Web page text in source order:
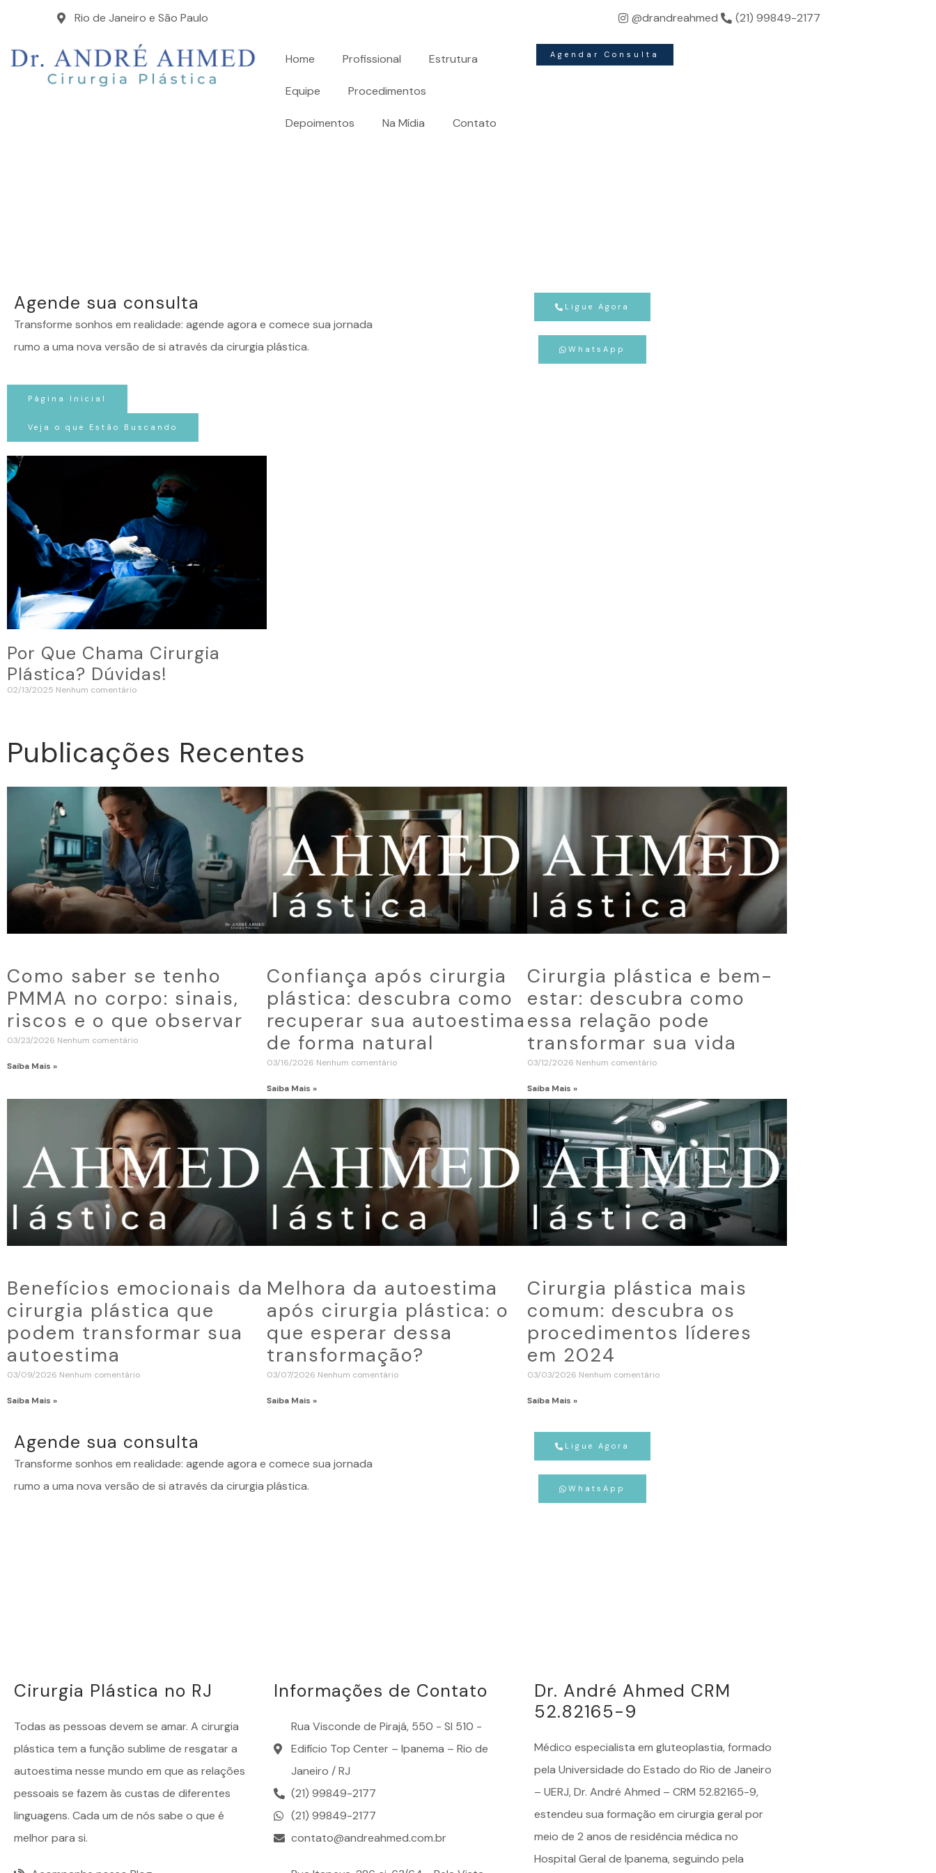
Rio de Janeiro e São Paulo moldando sua beleza.
@drandreahmed (21) 99849-2177
Home Profissional Estrutura
Equipe Procedimentos
Depoimentos Na Mídia Contato
Agendar Consulta
Agende sua consulta
Transforme sonhos em realidade: agende agora e comece sua jornada
rumo a uma nova versão de si através da cirurgia plástica.
Ligue Agora
WhatsApp
Página Inicial
Veja o que Estão Buscando
Por Que Chama Cirurgia
Plástica? Dúvidas!
02/13/2025 Nenhum comentário
Publicações Recentes
Como saber se tenho
PMMA no corpo: sinais,
riscos e o que observar
03/23/2026 Nenhum comentário
Saiba Mais »
Confiança após cirurgia
plástica: descubra como
recuperar sua autoestima
de forma natural
03/16/2026 Nenhum comentário
Saiba Mais »
Cirurgia plástica e bem-
estar: descubra como
essa relação pode
transformar sua vida
03/12/2026 Nenhum comentário
Saiba Mais »
Benefícios emocionais da
cirurgia plástica que
podem transformar sua
autoestima
03/09/2026 Nenhum comentário
Saiba Mais »
Melhora da autoestima
após cirurgia plástica: o
que esperar dessa
transformação?
03/07/2026 Nenhum comentário
Saiba Mais »
Cirurgia plástica mais
comum: descubra os
procedimentos líderes
em 2024
03/03/2026 Nenhum comentário
Saiba Mais »
Agende sua consulta
Transforme sonhos em realidade: agende agora e comece sua jornada
rumo a uma nova versão de si através da cirurgia plástica.
Ligue Agora
WhatsApp
Cirurgia Plástica no RJ
Todas as pessoas devem se amar. A cirurgia
plástica tem a função sublime de resgatar a
autoestima nesse mundo em que as relações
pessoais se fazem às custas de diferentes
linguagens. Cada um de nós sabe o que é
melhor para si.
Informações de Contato
Rua Visconde de Pirajá, 550 - Sl 510 -
Edifício Top Center – Ipanema – Rio de
Janeiro / RJ
(21) 99849-2177
(21) 99849-2177
contato@andreahmed.com.br
Dr. André Ahmed CRM
52.82165-9
Médico especialista em gluteoplastia, formado
pela Universidade do Estado do Rio de Janeiro
– UERJ, Dr. André Ahmed – CRM 52.82165-9,
estendeu sua formação em cirurgia geral por
meio de 2 anos de residência médica no
Hospital Geral de Ipanema, seguindo pela